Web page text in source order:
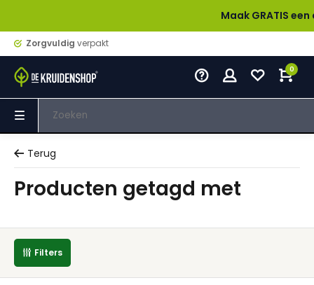
Maak GRATIS een
Zorgvuldig verpakt
0
Terug
Producten getagd met
Filters